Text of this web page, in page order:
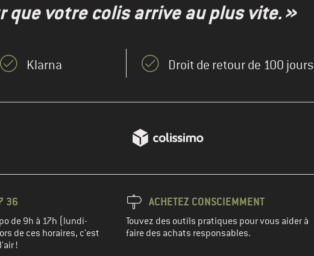
que votre colis arrive au plus vite. »
Klarna Droit de retour de 100 jours
36
de 9h à 17h (lundi-
de ces horaires, c'est
!
ACHETEZ CONSCIEMMENT
Touvez des outils pratiques pour vous aider à
faire des achats responsables.